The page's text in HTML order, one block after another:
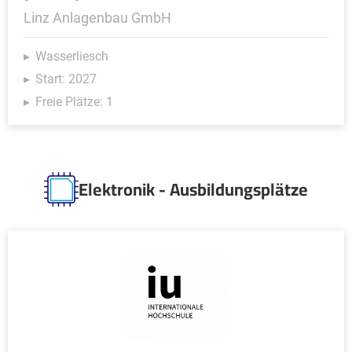
Linz Anlagenbau GmbH
Wasserliesch
Start: 2027
Freie Plätze: 1
Elektronik - Ausbildungsplätze